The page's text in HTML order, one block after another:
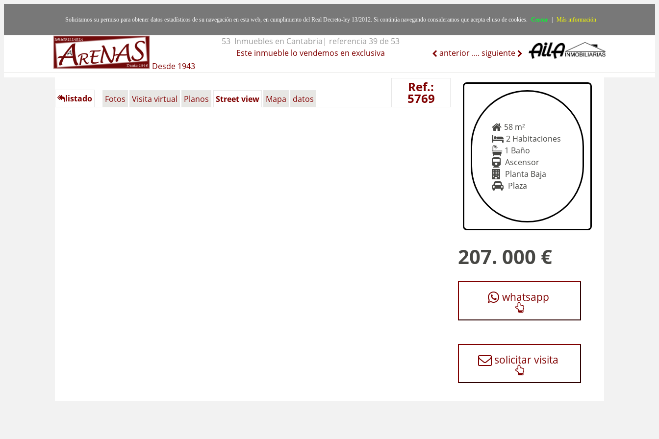
Solicitamos su permiso para obtener datos estadísticos de su navegación en esta web, en cumplimiento del Real Decreto-ley 13/2012. Si continúa navegando consideramos que acepta el uso de cookies. Cerrar Más información
Desde 1943
53 Inmuebles en Cantabria| referencia 39 de 53
Este inmueble lo vendemos en exclusiva
anterior .... siguiente
listado Fotos Visita virtual Planos Street view Mapa datos
Ref.:
5769
58 m²
2 Habitaciones
1 Baño
Ascensor
Planta Baja
Plaza
207. 000 €
whatsapp
solicitar visita